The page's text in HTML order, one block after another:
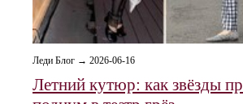
Леди Блог → 2026-06-16
Летний кутюр: как звёзды